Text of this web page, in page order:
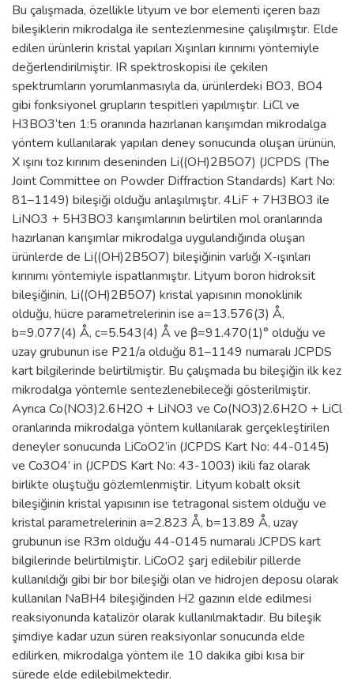
Bu çalışmada, özellikle lityum ve bor elementi içeren bazı
bileşiklerin mikrodalga ile sentezlenmesine çalışılmıştır. Elde
edilen ürünlerin kristal yapıları Xışınları kırınımı yöntemiyle
değerlendirilmiştir. IR spektroskopisi ile çekilen
spektrumların yorumlanmasıyla da, ürünlerdeki BO3, BO4
gibi fonksiyonel grupların tespitleri yapılmıştır. LiCl ve
H3BO3’ten 1:5 oranında hazırlanan karışımdan mikrodalga
yöntem kullanılarak yapılan deney sonucunda oluşan ürünün,
X ışını toz kırınım deseninden Li((OH)2B5O7) (JCPDS (The
Joint Committee on Powder Diffraction Standards) Kart No:
81–1149) bileşiği olduğu anlaşılmıştır. 4LiF + 7H3BO3 ile
LiNO3 + 5H3BO3 karışımlarının belirtilen mol oranlarında
hazırlanan karışımlar mikrodalga uygulandığında oluşan
ürünlerde de Li((OH)2B5O7) bileşiğinin varlığı X-ışınları
kırınımı yöntemiyle ispatlanmıştır. Lityum boron hidroksit
bileşiğinin, Li((OH)2B5O7) kristal yapısının monoklinik
olduğu, hücre parametrelerinin ise a=13.576(3) Å,
b=9.077(4) Å, c=5.543(4) Å ve β=91.470(1)° olduğu ve
uzay grubunun ise P21/a olduğu 81–1149 numaralı JCPDS
kart bilgilerinde belirtilmiştir. Bu çalışmada bu bileşiğin ilk kez
mikrodalga yöntemle sentezlenebileceği gösterilmiştir.
Ayrıca Co(NO3)2.6H2O + LiNO3 ve Co(NO3)2.6H2O + LiCl
oranlarında mikrodalga yöntem kullanılarak gerçekleştirilen
deneyler sonucunda LiCoO2’in (JCPDS Kart No: 44-0145)
ve Co3O4’ in (JCPDS Kart No: 43-1003) ikili faz olarak
birlikte oluştuğu gözlemlenmiştir. Lityum kobalt oksit
bileşiğinin kristal yapısının ise tetragonal sistem olduğu ve
kristal parametrelerinin a=2.823 Å, b=13.89 Å, uzay
grubunun ise R3m olduğu 44-0145 numaralı JCPDS kart
bilgilerinde belirtilmiştir. LiCoO2 şarj edilebilir pillerde
kullanıldığı gibi bir bor bileşiği olan ve hidrojen deposu olarak
kullanılan NaBH4 bileşiğinden H2 gazının elde edilmesi
reaksiyonunda katalizör olarak kullanılmaktadır. Bu bileşik
şimdiye kadar uzun süren reaksiyonlar sonucunda elde
edilirken, mikrodalga yöntem ile 10 dakika gibi kısa bir
sürede elde edilebilmektedir.